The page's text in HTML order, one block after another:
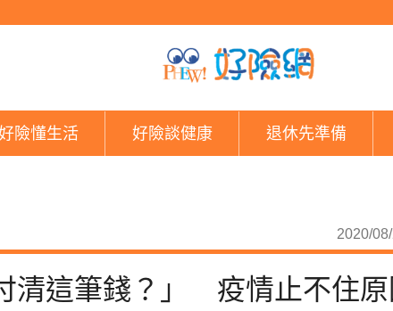
收千萬帳單
險懂生活 好險談健康 退休先準備
2020/
清這筆錢？」 疫情止不住